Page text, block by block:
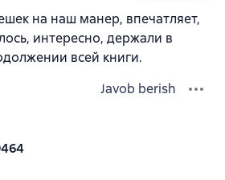
на наш манер, впечатляет,
интересно, держали в
всей книги.
Javob berish